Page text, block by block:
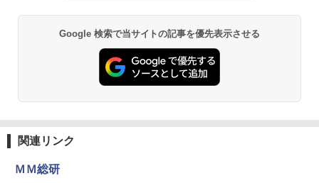
Google 検索で当サイトの記事を優先表示させる
関連リンク
ＭＭ総研